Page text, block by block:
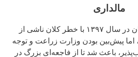
مالداری
مالداری در افغانستان در سال ۱۳۹۷ با خطر کلان ناشی از
پیش‌بین بودن وزارت زراعت و توجه
باعث شد تا از فاجعه‌ای بزرگ در